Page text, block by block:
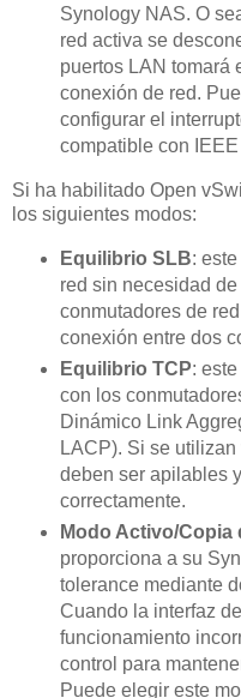
Synology NAS. O
red activa se
puertos LAN tomará
conexión de red.
configurar el
compatible con
Si ha habilitado Open
los siguientes modos:
Equilibrio SLB:
red sin necesidad
conmutadores de
conexión entre dos
Equilibrio TCP:
con los
Dinámico Link
LACP). Si se
deben ser apilables
correctamente.
Modo Activo/Copia
proporciona a su
tolerance mediante
Cuando la interfaz
funcionamiento
control para
Puede elegir este